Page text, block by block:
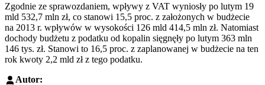
Zgodnie ze sprawozdaniem, wpływy z VAT wyniosły po lutym 19
mld 532,7 mln zł, co stanowi 15,5 proc. z założonych w budżecie
na 2013 r. wpływów w wysokości 126 mld 414,5 mln zł. Natomiast
dochody budżetu z podatku od kopalin sięgnęły po lutym 363 mln
146 tys. zł. Stanowi to 16,5 proc. z zaplanowanej w budżecie na ten
rok kwoty 2,2 mld zł z tego podatku.
Autor: